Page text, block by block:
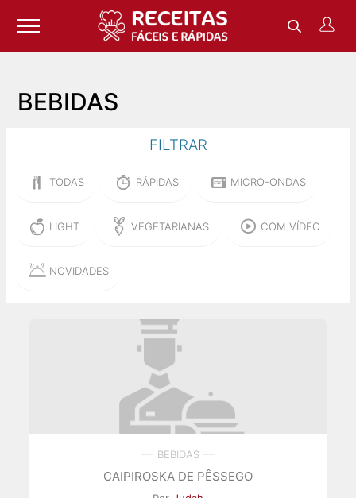
BEBIDAS
FILTRAR
TODAS RÁPIDAS MICRO-ONDAS
LIGHT VEGETARIANAS COM VÍDEO
NOVIDADES
BEBIDAS
CAIPIROSKA DE PÊSSEGO